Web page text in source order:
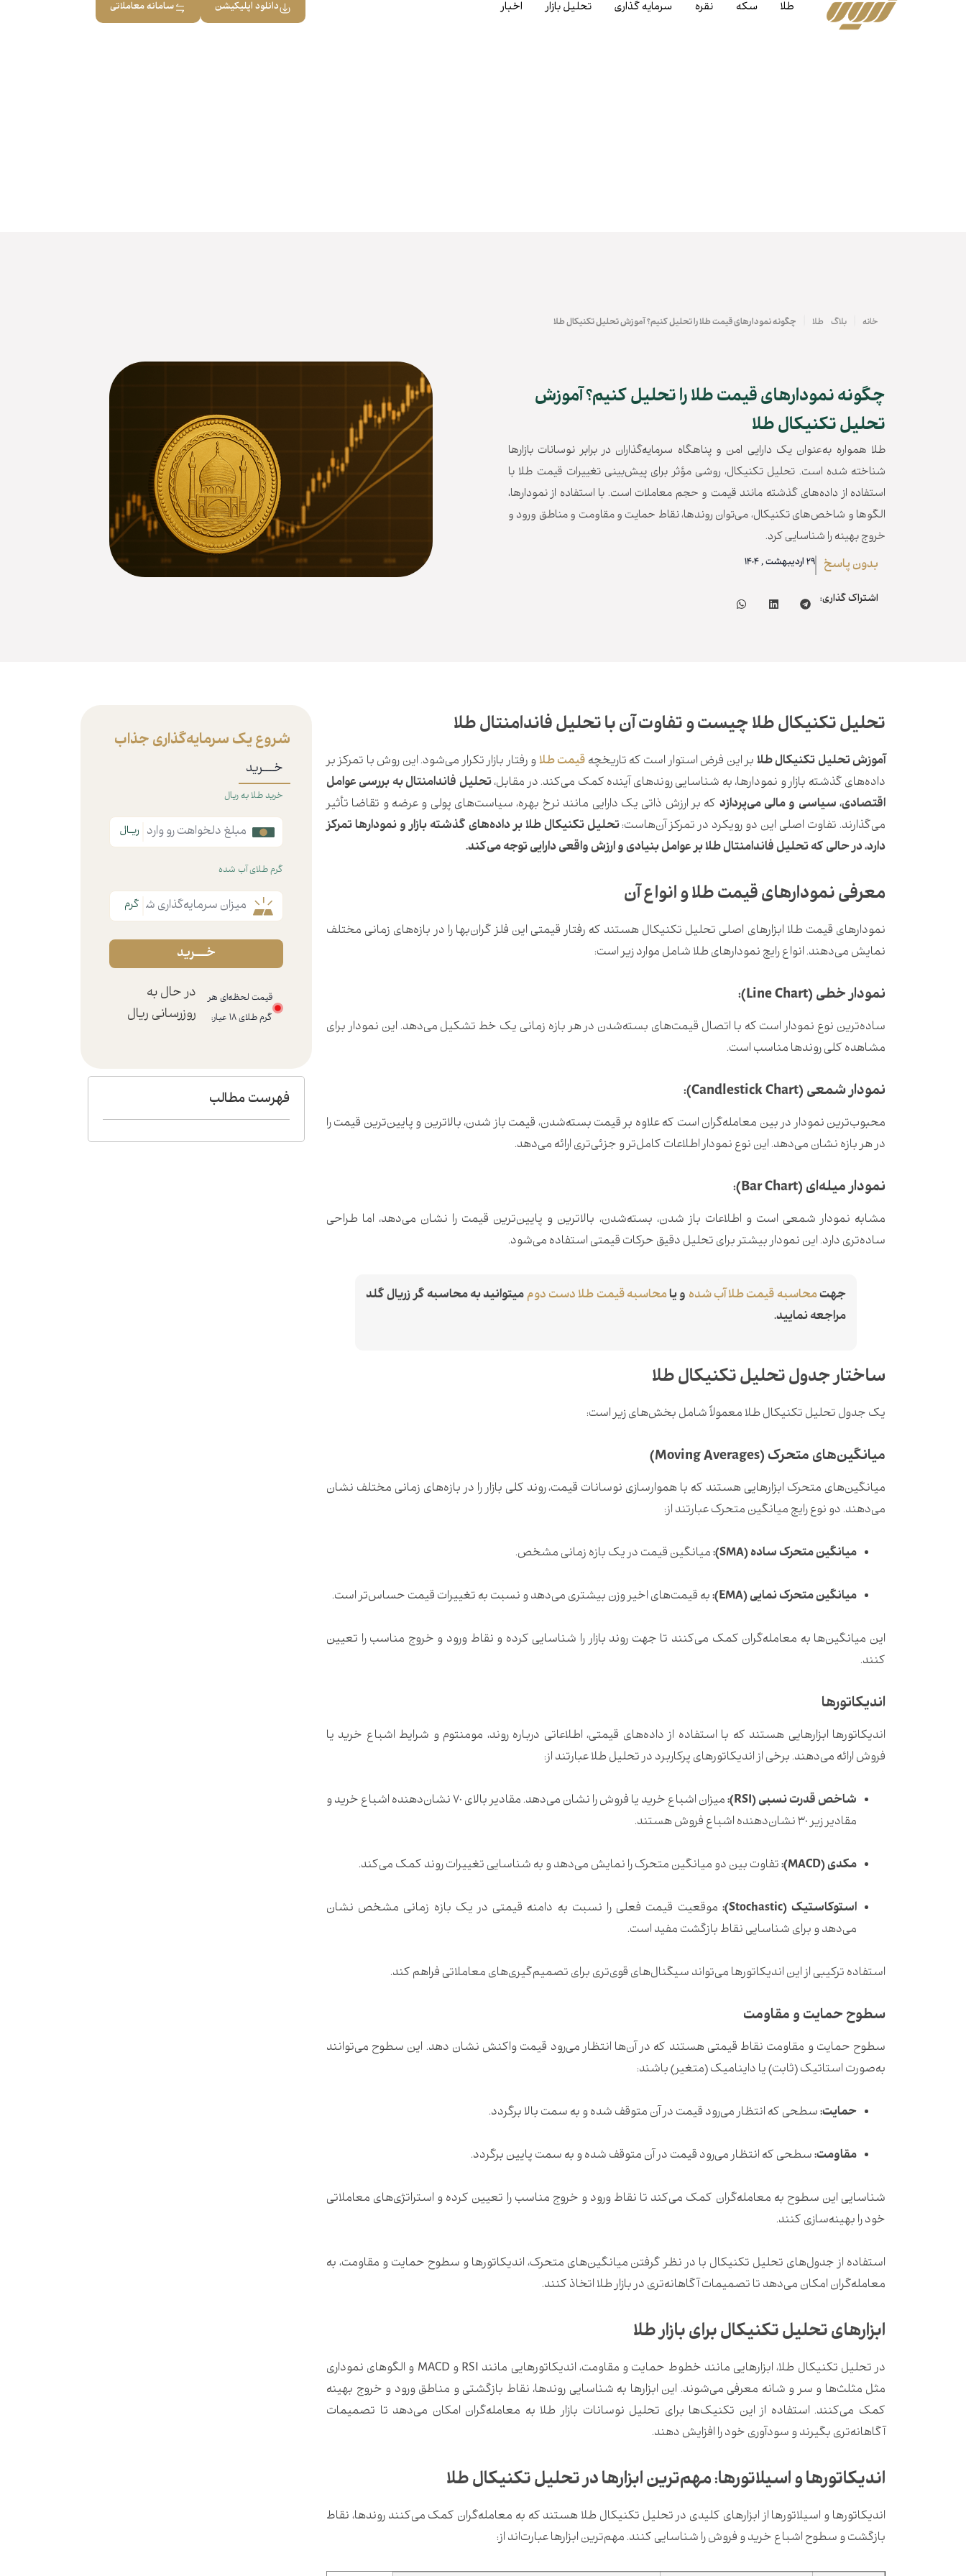
طلا سکه نقره سرمایه گذاری تحلیل بازار اخبار دانلود اپلیکیشن سامانه معاملاتی
خانه بلاگ طلا چگونه نمودارهای قیمت طلا را تحلیل کنیم؟ آموزش تحلیل تکنیکال طلا
چگونه نمودارهای قیمت طلا را تحلیل کنیم؟ آموزش
تحلیل تکنیکال طلا
طلا همواره به‌عنوان یک دارایی امن و پناهگاه سرمایه‌گذاران در برابر نوسانات بازارها
شناخته شده است. تحلیل تکنیکال، روشی مؤثر برای پیش‌بینی تغییرات قیمت طلا با
استفاده از داده‌های گذشته مانند قیمت و حجم معاملات است. با استفاده از نمودارها،
الگوها و شاخص‌های تکنیکال، می‌توان روندها، نقاط حمایت و مقاومت و مناطق ورود و
خروج بهینه را شناسایی کرد.
بدون پاسخ 29 اردیبهشت , 1404
اشتراک گذاری:
تحلیل تکنیکال طلا چیست و تفاوت آن با تحلیل فاندامنتال طلا
آموزش تحلیل تکنیکال طلا بر این فرض استوار است که تاریخچه قیمت‌ طلا و رفتار بازار تکرار می‌شود. این روش با تمرکز بر
داده‌های گذشته بازار و نمودارها، به شناسایی روندهای آینده کمک می‌کند. در مقابل،تحلیل فاندامنتال به بررسی عوامل
اقتصادی، سیاسی و مالی می‌پردازد که بر ارزش ذاتی یک دارایی مانند نرخ بهره، سیاست‌های پولی و عرضه و تقاضا تأثیر
می‌گذارند. تفاوت اصلی این دو رویکرد در تمرکز آن‌هاست:تحلیل تکنیکال طلا بر داده‌های گذشته بازار و نمودارها تمرکز
دارد، در حالی که تحلیل فاندامنتال طلا بر عوامل بنیادی و ارزش واقعی دارایی توجه می‌کند.
معرفی نمودارهای قیمت طلا و انواع آن
نمودارهای قیمت طلا ابزارهای اصلی تحلیل تکنیکال هستند که رفتار قیمتی این فلز گران‌بها را در بازه‌های زمانی مختلف
نمایش می‌دهند. انواع رایج نمودارهای طلا شامل موارد زیر است:
نمودار خطی (Line Chart):
ساده‌ترین نوع نمودار است که با اتصال قیمت‌های بسته‌شدن در هر بازه زمانی یک خط تشکیل می‌دهد. این نمودار برای
مشاهده کلی روندها مناسب است.
نمودار شمعی (Candlestick Chart):
محبوب‌ترین نمودار در بین معامله‌گران است که علاوه بر قیمت بسته‌شدن، قیمت باز شدن، بالاترین و پایین‌ترین قیمت را
در هر بازه نشان می‌دهد. این نوع نمودار اطلاعات کامل‌تر و جزئی‌تری ارائه می‌دهد.
نمودار میله‌ای (Bar Chart):
مشابه نمودار شمعی است و اطلاعات باز شدن، بسته‌شدن، بالاترین و پایین‌ترین قیمت را نشان می‌دهد، اما طراحی
ساده‌تری دارد. این نمودار بیشتر برای تحلیل دقیق حرکات قیمتی استفاده می‌شود.
جهتمحاسبه قیمت طلا آب شده و یامحاسبه قیمت طلا دست دوم میتوانید به محاسبه گر زریال گلد
مراجعه نمایید.
ساختار جدول تحلیل تکنیکال طلا
یک جدول تحلیل تکنیکال طلا معمولاً شامل بخش‌های زیر است:
میانگین‌های متحرک (Moving Averages)
میانگین‌های متحرک ابزارهایی هستند که با هموارسازی نوسانات قیمت، روند کلی بازار را در بازه‌های زمانی مختلف نشان
می‌دهند. دو نوع رایج میانگین متحرک عبارتند از:
میانگین متحرک ساده (SMA): میانگین قیمت در یک بازه زمانی مشخص.
میانگین متحرک نمایی (EMA): به قیمت‌های اخیر وزن بیشتری می‌دهد و نسبت به تغییرات قیمت حساس‌تر است.
این میانگین‌ها به معامله‌گران کمک می‌کنند تا جهت روند بازار را شناسایی کرده و نقاط ورود و خروج مناسب را تعیین
کنند.
اندیکاتورها
اندیکاتورها ابزارهایی هستند که با استفاده از داده‌های قیمتی، اطلاعاتی درباره روند، مومنتوم و شرایط اشباع خرید یا
فروش ارائه می‌دهند. برخی از اندیکاتورهای پرکاربرد در تحلیل طلا عبارتند از:
شاخص قدرت نسبی (RSI):
میزان اشباع خرید یا فروش را نشان می‌دهد. مقادیر بالای 70 نشان‌دهنده اشباع خرید و
مقادیر زیر 30 نشان‌دهنده اشباع فروش هستند.
مکدی (MACD): تفاوت بین دو میانگین متحرک را نمایش می‌دهد و به شناسایی تغییرات روند کمک می‌کند.
استوکاستیک (Stochastic):
موقعیت قیمت فعلی را نسبت به دامنه قیمتی در یک بازه زمانی مشخص نشان
می‌دهد و برای شناسایی نقاط بازگشت مفید است.
استفاده ترکیبی از این اندیکاتورها می‌تواند سیگنال‌های قوی‌تری برای تصمیم‌گیری‌های معاملاتی فراهم کند.
سطوح حمایت و مقاومت
سطوح حمایت و مقاومت نقاط قیمتی هستند که در آن‌ها انتظار می‌رود قیمت واکنش نشان دهد. این سطوح می‌توانند
به‌صورت استاتیک (ثابت) یا داینامیک (متغیر) باشند:
حمایت:سطحی که انتظار می‌رود قیمت در آن متوقف شده و به سمت بالا برگردد.
مقاومت:سطحی که انتظار می‌رود قیمت در آن متوقف شده و به سمت پایین برگردد.
شناسایی این سطوح به معامله‌گران کمک می‌کند تا نقاط ورود و خروج مناسب را تعیین کرده و استراتژی‌های معاملاتی
خود را بهینه‌سازی کنند.
استفاده از جدول‌های تحلیل تکنیکال با در نظر گرفتن میانگین‌های متحرک، اندیکاتورها و سطوح حمایت و مقاومت، به
معامله‌گران امکان می‌دهد تا تصمیمات آگاهانه‌تری در بازار طلا اتخاذ کنند.
ابزارهای تحلیل تکنیکال برای بازار طلا
در تحلیل تکنیکال طلا، ابزارهایی مانند خطوط حمایت و مقاومت، اندیکاتورهایی مانند RSI و MACD و الگوهای نموداری
مثل مثلث‌ها و سر و شانه معرفی می‌شوند. این ابزارها به شناسایی روندها، نقاط بازگشتی و مناطق ورود و خروج بهینه
کمک می‌کنند. استفاده از این تکنیک‌ها برای تحلیل نوسانات بازار طلا به معامله‌گران امکان می‌دهد تا تصمیمات
آگاهانه‌تری بگیرند و سودآوری خود را افزایش دهند.
اندیکاتورها و اسیلاتورها: مهم‌ترین ابزارها در تحلیل تکنیکال طلا
اندیکاتورها و اسیلاتورها از ابزارهای کلیدی در تحلیل تکنیکال طلا هستند که به معامله‌گران کمک می‌کنند روندها، نقاط
بازگشت و سطوح اشباع خرید و فروش را شناسایی کنند. مهم‌ترین ابزارها عبارت‌اند از:
شروع یک سرمایه‌گذاری جذاب
خـــرید
خرید طلا به ریال
گرم طلای آب شده
خـــرید
قیمت لحظه‌ای هر
گرم طلای ۱۸ عیار:
در حال به
روزرسانی ریال
فهرست مطالب​